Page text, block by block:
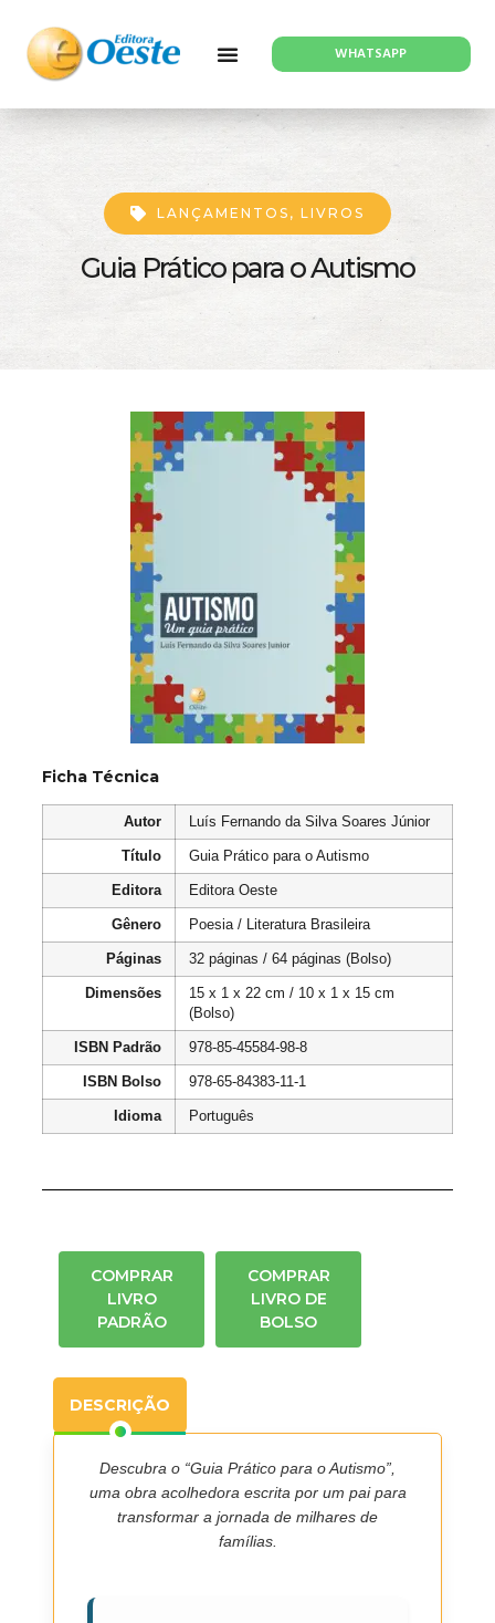
WHATSAPP
LANÇAMENTOS , LIVROS
Guia Prático para o Autismo
Ficha Técnica
Autor Luís Fernando da Silva Soares Júnior
Título Guia Prático para o Autismo
Editora Editora Oeste
Gênero Poesia / Literatura Brasileira
Páginas 32 páginas / 64 páginas (Bolso)
Dimensões
15 x 1 x 22 cm / 10 x 1 x 15 cm
(Bolso)
ISBN Padrão 978-85-45584-98-8
ISBN Bolso 978-65-84383-11-1
Idioma Português
COMPRAR
LIVRO
PADRÃO
COMPRAR
LIVRO DE
BOLSO
DESCRIÇÃO
Descubra o “Guia Prático para o Autismo”,
uma obra acolhedora escrita por um pai para
transformar a jornada de milhares de
famílias.